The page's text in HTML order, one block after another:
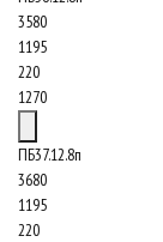
3580
1195
220
1270
ПБ37.12.8п
3680
1195
220